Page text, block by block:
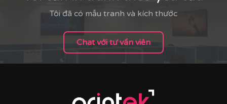
Tôi đã có mẫu tranh và kích thước
Chat với tư vấn viên